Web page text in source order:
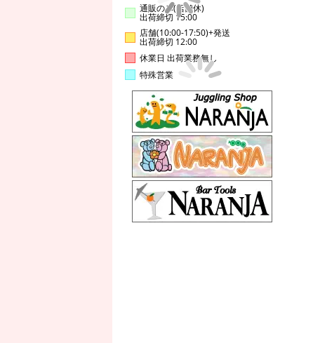
通販のみ(店舗休)
出荷締切 15:00
店舗(10:00-17:50)+発送
出荷締切 12:00
休業日 出荷業務無し
特殊営業